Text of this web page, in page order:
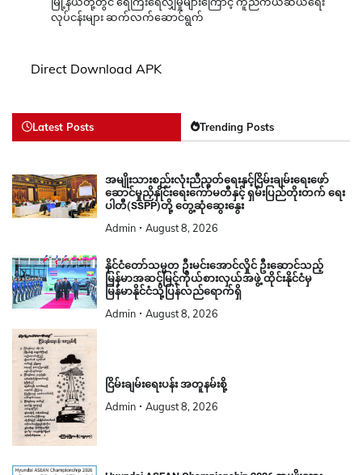
လုပ်ငန်းများ ဆက်လက်ဆောင်ရွက်
Direct Download APK
Latest Posts Trending Posts
အမျိုးသားစည်းလုံးညီညွတ်ရေးနှင့်ငြိမ်းချမ်းရေးဖော်
ဆောင်မှုညှိနှိုင်းရေးကော်မတီနှင့် ရှမ်းပြည်တိုးတက် ရေး
ပါတီ(SSPP)တို့ တွေ့ဆုံဆွေးနွေး
Admin August 8, 2026
နိုင်ငံတော်သမ္မတ ဦးမင်းအောင်လှိုင် ဦးဆောင်သည့်
မြန်မာအဆင့်မြင့်ကိုယ်စားလှယ်အဖွဲ့ ထိုင်းနိုင်ငံမှ
မြန်မာနိုင်ငံသို့ပြန်လည်ရောက်ရှိ
Admin August 8, 2026
ငြိမ်းချမ်းရေးပန်း အတူနမ်းစို့
Admin August 8, 2026